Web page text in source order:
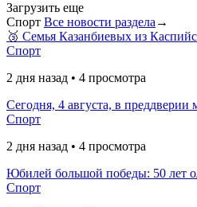
Загрузить еще
Спорт Все новости раздела →
🥉 Семья Казанбиевых из
Спорт
2 дня назад • 4 просмотра
Сегодня, 4 августа, в преддверии
Спорт
2 дня назад • 4 просмотра
Юбилей большой победы: 50 лет
Спорт